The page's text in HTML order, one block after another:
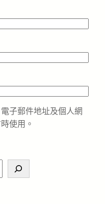
子郵件地址及個人網
使用。